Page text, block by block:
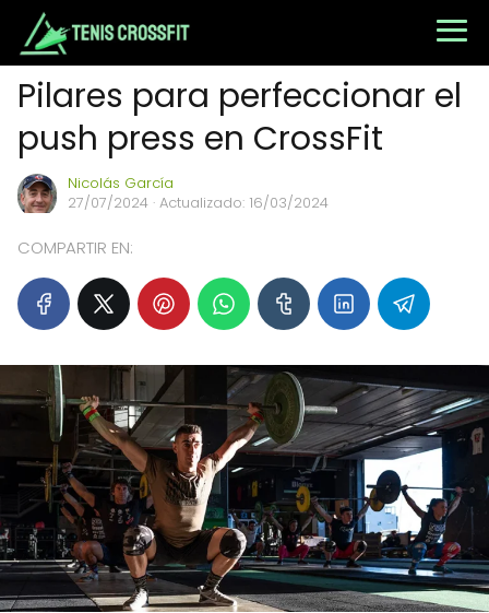
Pilares para perfeccionar el
push press en CrossFit
Nicolás García
27/07/2024 · Actualizado: 16/03/2024
COMPARTIR EN: